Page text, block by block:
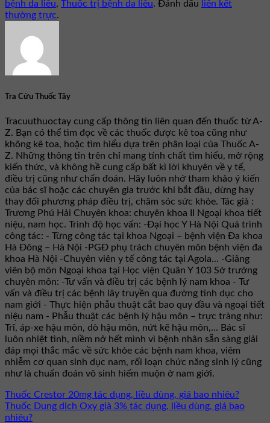
bệnh da liễu, Thuốc trị bệnh da liễu. Đánh dấu
liên kết
thường trực.
Tra Cứu Thuốc Tây
Tracuuthuoctay cung cấp thông tin liên quan đến thuốc từ A-
Z. Bạn có thể tìm đọc về các thuốc được kê toa cũng như
không kê toa, hoặc tìm hiểu dựa trên phân loại của Thuốc A-
Z. Những thông tin trên chỉ mang tính chất tìm hiểu, mở rộng
kiến thức, và không hề cung cấp bất kì lời khuyên về y tế,
điều trị cũng như chẩn đoán. Hãy luôn nhớ tham khảo ý kiến
của bác sĩ hoặc các chuyên gia trước khi bắt đầu, dừng hay
thay đổi phương pháp điều trị, chăm sóc sức khỏe. Tác giả :
Trương Phú Hải Chuyên khoa: chuyên khoa II Ngoại khoa tiết
niệu, nam học. Trình độ học vấn: -Đại học Y Hà Nội Quá trình
công tác: - Từng công tác tại khoa Ngoại – bệnh viện Đa khoa
Hà Đông – Hà Nội -PGĐ phụ trách chuyên môn bệnh viện đa
khoa Hà Nội -Chuyên viên y tế công tác tại Agola... -Giảng
viên bộ môn Ngoại khoa tại Học viện Quân Y 103 Sở trưởng
chuyên môn: -Tư vấn và điều trị các bệnh lý nam khoa - Tư
vấn và điều trị các bệnh lây truyền qua đường tình dục cho
nam giới - Thực hiện phẫu thuật cắt bao quy đầu và ngoại tiết
niệu nam - Phẫu thuật các bệnh lý hậu môn – trực tràng như:
Trĩ, áp-xe hậu môn, dò hậu môn, nứt kẽ hậu môn,... Bác sĩ
luôn nhiệt tình, niềm nở hết mình vì bệnh nhân sẵn sàng giải
đáp mọi thắc mắc về sức khỏe các bệnh nam khoa, viêm
nhiễm cơ quan sinh dục nam, rối loạn chức năng sinh lý cũng
như là chuẩn đoán vô sinh hiếm muộn ở nam giới.
Thuốc Crestor 20mg tác dụng, liều dùng, giá bao nhiêu?
Thuốc Dung dịch Oxy già 3% tác dụng, liều dùng, giá bao
nhiêu?